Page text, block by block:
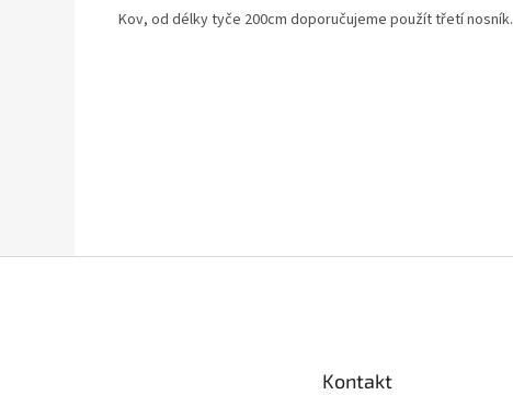
Kov, od délky tyče 200cm doporučujeme použít třetí nosník.
Kontakt